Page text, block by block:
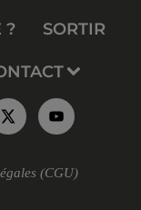
? SORTIR
(CGU)